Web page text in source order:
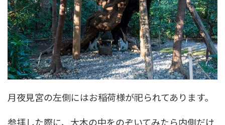
月夜見宮の左側にはお稲荷様が祀られてあります。
参拝した際に、大木の中をのぞいてみたら内側だけ